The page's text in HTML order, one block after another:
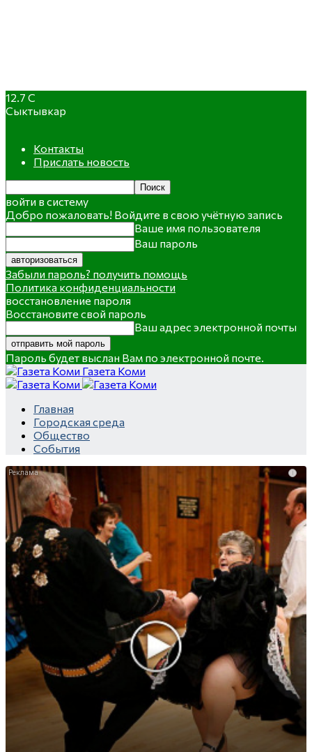
12.7 C
Сыктывкар
Контакты
Прислать новость
войти в систему
Добро пожаловать! Войдите в свою учётную запись
Ваше имя пользователя
Ваш пароль
Забыли пароль? получить помощь
Политика конфиденциальности
восстановление пароля
Восстановите свой пароль
Ваш адрес электронной почты
Пароль будет выслан Вам по электронной почте.
Газета Коми
Главная
Городская среда
Общество
События
i